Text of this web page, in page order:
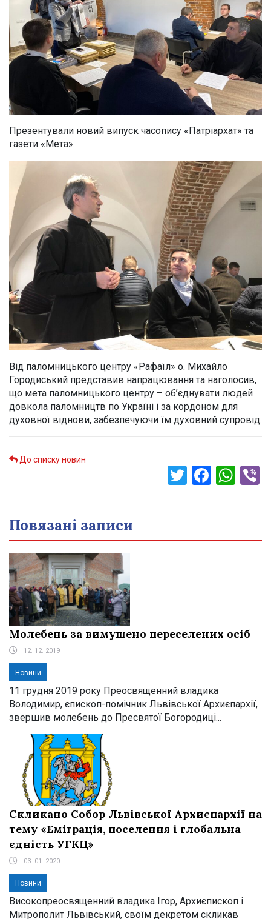
Презентували новий випуск часопису «Патріархат» та
газети «Мета».
Від паломницького центру «Рафаїл» о. Михайло
Городиський представив напрацювання та наголосив,
що мета паломницького центру – об’єднувати людей
довкола паломництв по Україні і за кордоном для
духовної віднови, забезпечуючи їм духовний супровід.
До списку новин
Twitter
Повязані записи
Молебень за вимушено переселених осіб
12. 12. 2019
Новини
11 грудня 2019 року Преосвященний владика
Володимир, єпископ-помічник Львівської Архиєпархії,
звершив молебень до Пресвятої Богородиці...
Скликано Собор Львівської Архиєпархії на
тему «Еміграція, поселення і глобальна
єдність УГКЦ»
03. 01. 2020
Новини
Високопреосвященний владика Ігор, Архиєпископ і
Митрополит Львівський, своїм декретом скликав